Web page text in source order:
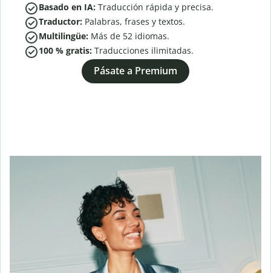
Basado en IA: Traducción rápida y precisa.
Traductor: Palabras, frases y textos.
Multilingüe: Más de 52 idiomas.
100 % gratis: Traducciones ilimitadas.
Pásate a Premium